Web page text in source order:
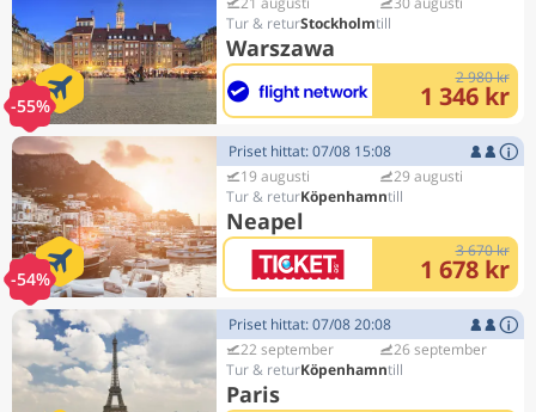
-55%
Stockholm
Warszawa
2 980 kr
1 346 kr
-54%
Priset hittat: 07/08 15:08
19 augusti
Köpenhamn
Neapel
29 augusti
3 670 kr
1 678 kr
Priset hittat: 07/08 20:08
22 september
Köpenhamn
Paris
26 september